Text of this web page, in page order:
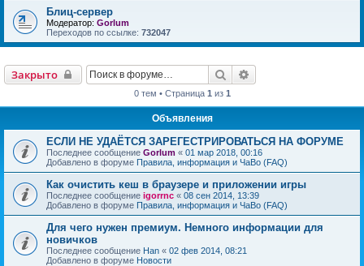
Блиц-сервер
Модератор: Gorlum
Переходов по ссылке: 732047
Закрыто Поиск
0 тем • Страница 1 из 1
Объявления
ЕСЛИ НЕ УДАЁТСЯ ЗАРЕГЕСТРИРОВАТЬСЯ НА ФОРУМЕ
Последнее сообщение Gorlum « 01 мар 2018, 00:16
Добавлено в форуме Правила, информация и ЧаВо (FAQ)
Как очистить кеш в браузере и приложении игры
Последнее сообщение igorrnc « 08 сен 2014, 13:39
Добавлено в форуме Правила, информация и ЧаВо (FAQ)
Для чего нужен премиум. Немного информации для
новичков
Последнее сообщение Han « 02 фев 2014, 08:21
Добавлено в форуме Новости